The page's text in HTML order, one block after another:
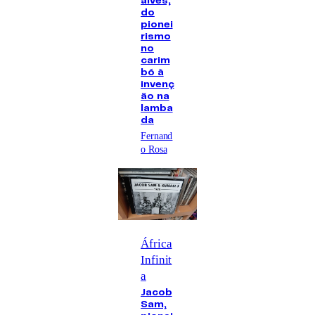
do
pionei
rismo
no
carim
bó à
invenç
ão na
lamba
da
Fernand
o Rosa
África
Infinit
a
Jacob
Sam,